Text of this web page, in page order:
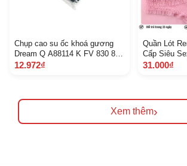
Chụp cao su ốc khoá gương
Dream Q A88114 K FV 830 8 C
5 K
12.972₫
Quần Lót
Cấp Siêu
31.000₫
Xem thêm›